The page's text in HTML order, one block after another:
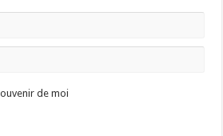
de moi